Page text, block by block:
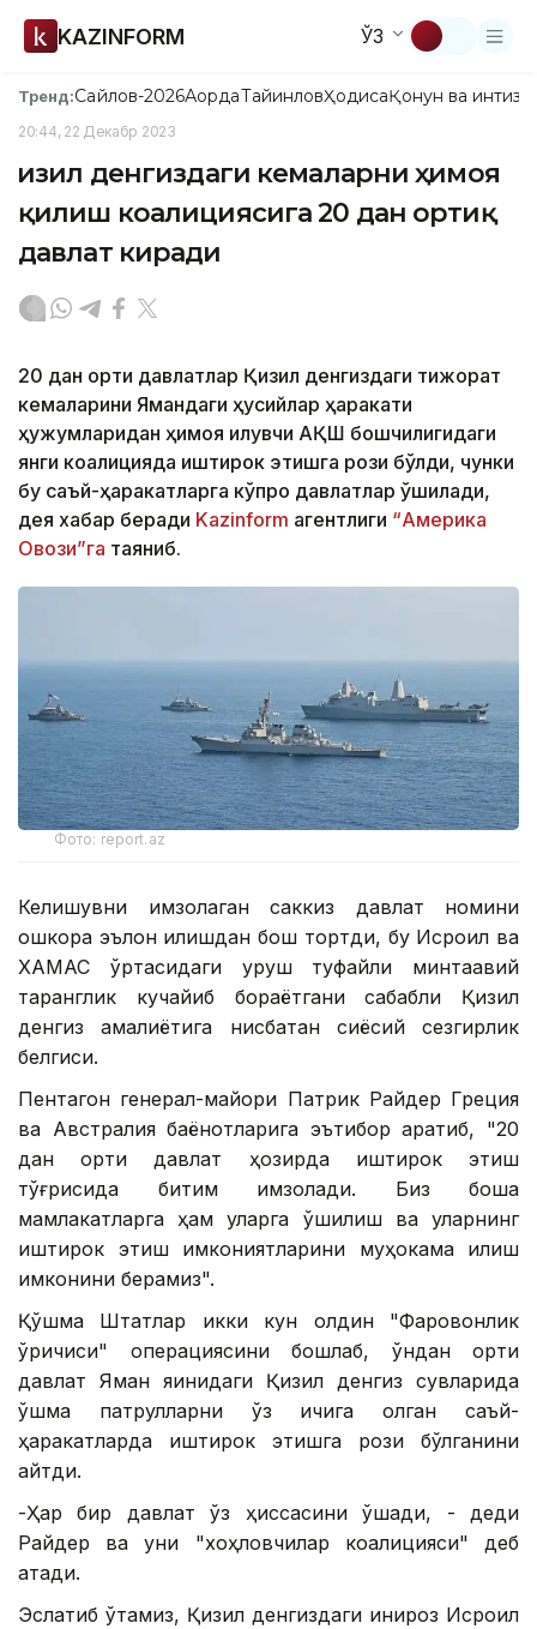
KAZINFORM ЎЗ
Тренд:Сайлов-2026АқордаТайинловҲодисаҚонун ва
20:44, 22 Декабр 2023
Қизил денгиздаги кемаларни ҳимоя
қилиш коалициясига 20 дан ортиқ
давлат киради
20 дан ортиқ давлатлар Қизил денгиздаги тижорат
кемаларини Ямандаги ҳусийлар ҳаракати
ҳужумларидан ҳимоя қилувчи АҚШ бошчилигидаги
янги коалицияда иштирок этишга рози бўлди, чунки
бу саъй-ҳаракатларга кўпроқ давлатлар қўшилади,
дея хабар беради Kazinform агентлиги “Америка
Овози”га таяниб.
Фото: report.az
Келишувни имзолаган саккиз давлат номини
ошкора эълон қилишдан бош тортди, бу Исроил ва
ХАМАС ўртасидаги уруш туфайли минтақавий
таранглик кучайиб бораётгани сабабли Қизил
денгиз амалиётига нисбатан сиёсий сезгирлик
белгиси.
Пентагон генерал-майори Патрик Райдер Греция
ва Австралия баёнотларига эътибор қаратиб, "20
дан ортиқ давлат ҳозирда иштирок этиш
тўғрисида битим имзолади. Биз бошқа
мамлакатларга ҳам уларга қўшилиш ва уларнинг
иштирок этиш имкониятларини муҳокама қилиш
имконини берамиз".
Қўшма Штатлар икки кун олдин "Фаровонлик
қўриқчиси" операциясини бошлаб, ўндан ортиқ
давлат Яман яқинидаги Қизил денгиз сувларида
қўшма патрулларни ўз ичига олган саъй-
ҳаракатларда иштирок этишга рози бўлганини
айтди.
-Ҳар бир давлат ўз ҳиссасини қўшади, - деди
Райдер ва уни "хоҳловчилар коалицияси" деб
атади.
Эслатиб ўтамиз, Қизил денгиздаги инқироз Исроил